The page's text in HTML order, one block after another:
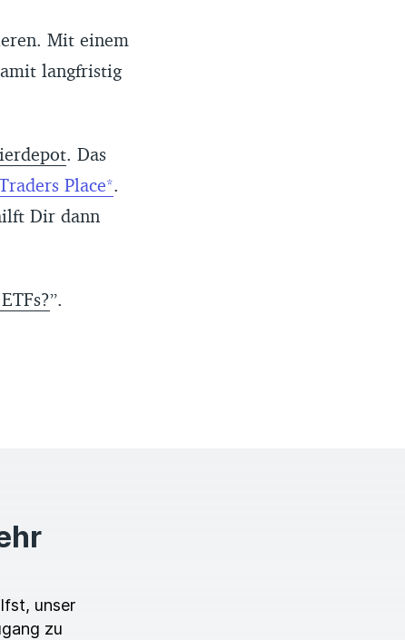
Mit einem
langfristig
. Das
Place .
Dir dann
”.
unser
zu